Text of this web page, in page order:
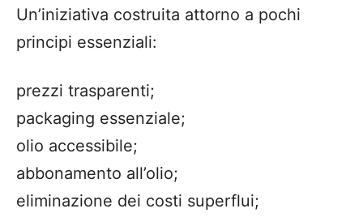
Un’iniziativa costruita attorno a pochi
principi essenziali:
prezzi trasparenti;
packaging essenziale;
olio accessibile;
abbonamento all’olio;
eliminazione dei costi superflui;